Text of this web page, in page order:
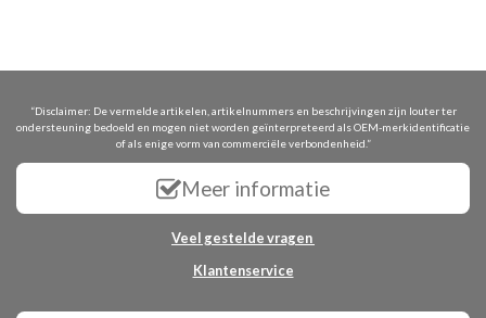
“Disclaimer: De vermelde artikelen, artikelnummers en beschrijvingen zijn louter ter
ondersteuning bedoeld en mogen niet worden geïnterpreteerd als OEM-merkidentificatie
of als enige vorm van commerciële verbondenheid.”
Meer informatie
Veel gestelde vragen
Klantenservice